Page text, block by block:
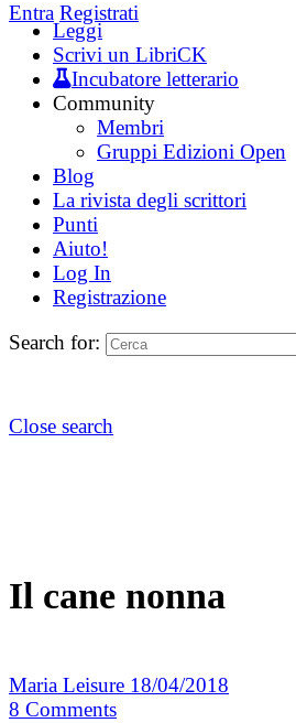
Entra Registrati
Leggi
Scrivi un LibriCK
Incubatore letterario
Community
Membri
Gruppi Edizioni Open
Blog
La rivista degli scrittori
Punti
Aiuto!
Log In
Registrazione
Search for:
Close search
Il cane nonna
Maria Leisure 18/04/2018
8 Comments